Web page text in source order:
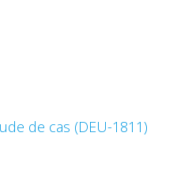
de cas (DEU-1811)